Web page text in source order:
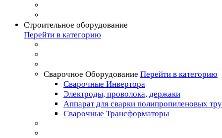
Строительное оборудование
Перейти в категорию
Сварочное Оборудование Перейти в категорию
Сварочные Инвертора
Электроды, проволока, держаки
Аппарат для сварки полипропиленовых
Сварочные Трансформаторы